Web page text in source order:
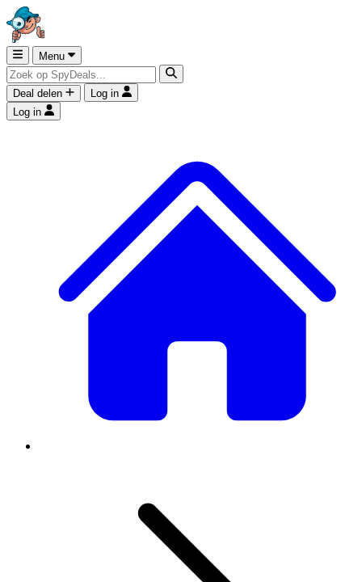
Menu
Deal delen
Log in
Log in